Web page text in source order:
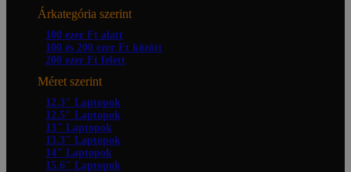
Árkategória szerint
100 ezer Ft alatt
100 és 200 ezer Ft között
200 ezer Ft felett
Méret szerint
12.3" Laptopok
12.5" Laptopok
13" Laptopok
13.3" Laptopok
14" Laptopok
15.6" Laptopok